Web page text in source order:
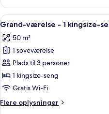
værelse
med
2
Indlæs
alle
billeder
af
Grand-
værelse
-
kingsize-
6
Grand-værelse - 1 kingsize-
50 m²
1 soveværelse
Plads til 3 personer
1 kingsize-seng
Gratis Wi-Fi
Flere oplysninger
Flere